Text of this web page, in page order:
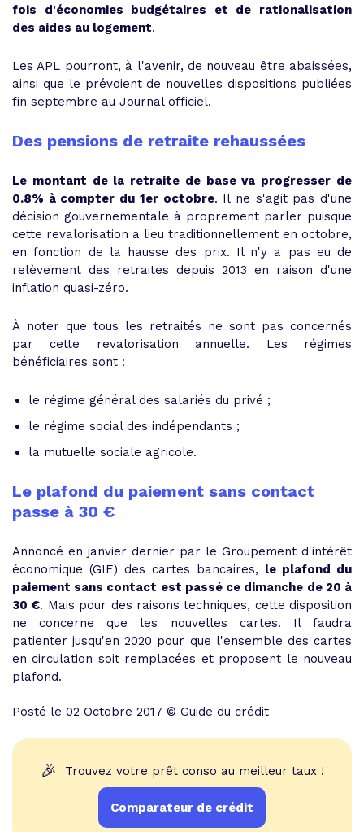
fois d'économies budgétaires et de rationalisation
des aides au logement.
Les APL pourront, à l'avenir, de nouveau être abaissées,
ainsi que le prévoient de nouvelles dispositions publiées
fin septembre au Journal officiel.
Des pensions de retraite rehaussées
Le montant de la retraite de base va progresser de
0.8% à compter du 1er octobre. Il ne s'agit pas d'une
décision gouvernementale à proprement parler puisque
cette revalorisation a lieu traditionnellement en octobre,
en fonction de la hausse des prix. Il n'y a pas eu de
relèvement des retraites depuis 2013 en raison d'une
inflation quasi-zéro.
À noter que tous les retraités ne sont pas concernés
par cette revalorisation annuelle. Les régimes
bénéficiaires sont :
le régime général des salariés du privé ;
le régime social des indépendants ;
la mutuelle sociale agricole.
Le plafond du paiement sans contact
passe à 30 €
Annoncé en janvier dernier par le Groupement d'intérêt
économique (GIE) des cartes bancaires, le plafond du
paiement sans contact est passé ce dimanche de 20 à
30 €. Mais pour des raisons techniques, cette disposition
ne concerne que les nouvelles cartes. Il faudra
patienter jusqu'en 2020 pour que l'ensemble des cartes
en circulation soit remplacées et proposent le nouveau
plafond.
Posté le 02 Octobre 2017 © Guide du crédit
🎉 Trouvez votre prêt conso au meilleur taux !
Comparateur de crédit